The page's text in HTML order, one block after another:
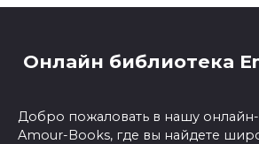
Онлайн библиотека
Добро пожаловать в нашу
Amour-Books, где вы найдете